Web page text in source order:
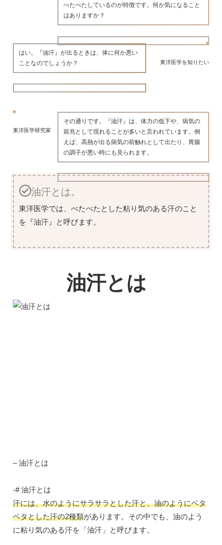
べたべたしているのが特徴です。何か気になること
はありますか？
東洋医学を知りたい
はい。『油汗』が出るときは、体に何か悪い
ことなのでしょうか？
東洋医学研究家
その通りです。『油汗』は、体力の低下や、病気の
前兆として現れることが多いと言われています。例
えば、高熱が出る病気の前触れとして出たり、胃腸
の調子が悪い時にも見られます。
油汗とは。
東洋医学では、べたべたとした粘り気のある汗のこと
を『油汗』と呼びます。
油汗とは
– 油汗とは
-# 油汗とは
汗には、水のようにサラサラとした汗と、油のようにベタ
ベタとした汗の2種類があります。その中でも、油のよう
に粘り気のある汗を「油汗」と呼びます。